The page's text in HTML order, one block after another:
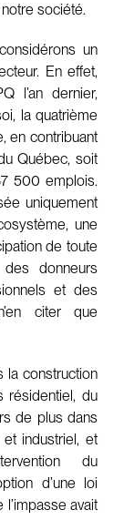
société.
un
En effet,
l’an dernier,
la quatrième
en contribuant
Québec, soit
500 emplois.
uniquement
une
de toute
donneurs
et des
citer que
la construction
résidentiel, du
de plus dans
et industriel, et
du
d’une loi
avait